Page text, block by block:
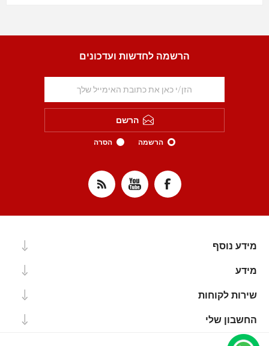
הרשמה לחדשות ועדכונים
הרשם
הרשמה הסרה
מידע נוסף
מידע
שירות לקוחות
החשבון שלי